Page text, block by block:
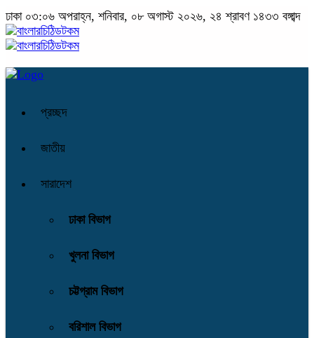
ঢাকা ০৩:০৬ অপরাহ্ন, শনিবার, ০৮ অগাস্ট ২০২৬, ২৪ শ্রাবণ ১৪৩৩ বঙ্গাব্দ
প্রচ্ছদ
জাতীয়
সারাদেশ
ঢাকা বিভাগ
খুলনা বিভাগ
চট্টগ্রাম বিভাগ
বরিশাল বিভাগ